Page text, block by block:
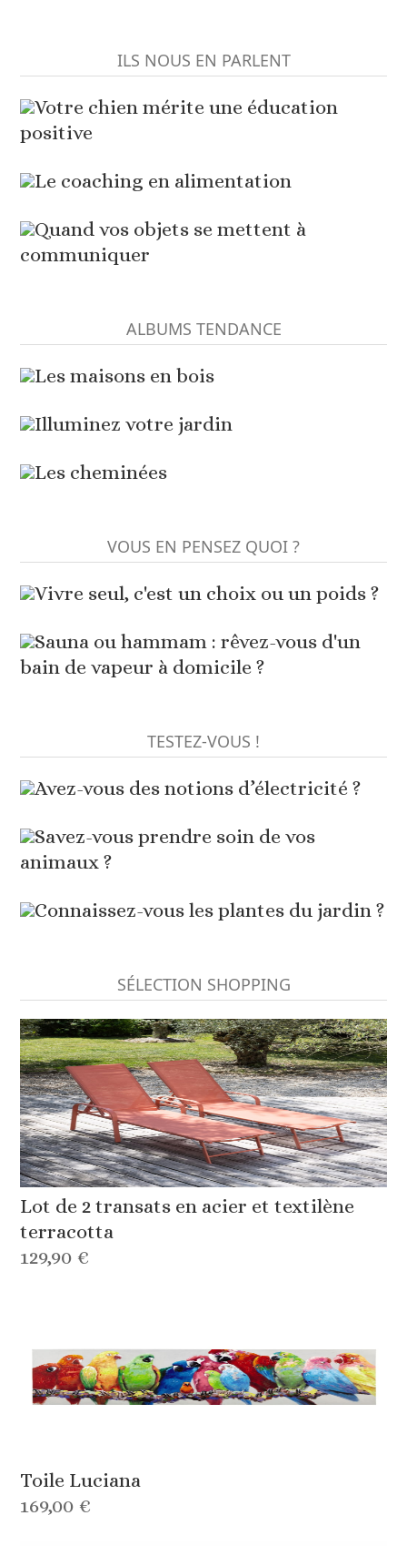
ILS NOUS EN PARLENT
Votre chien mérite une éducation
positive
Le coaching en alimentation
Quand vos objets se mettent à
communiquer
ALBUMS TENDANCE
Les maisons en bois
Illuminez votre jardin
Les cheminées
VOUS EN PENSEZ QUOI ?
Vivre seul, c'est un choix ou un poids ?
Sauna ou hammam : rêvez-vous d'un
bain de vapeur à domicile ?
TESTEZ-VOUS !
Avez-vous des notions d’électricité ?
Savez-vous prendre soin de vos
animaux ?
Connaissez-vous les plantes du jardin ?
SÉLECTION SHOPPING
Lot de 2 transats en acier et textilène
terracotta
129,90 €
Toile Luciana
169,00 €